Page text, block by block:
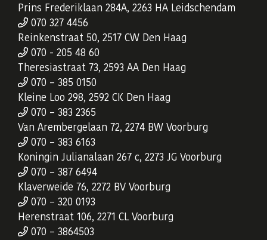
Prins Frederiklaan 284A, 2263 HA Leidschendam
070 327 4456
Reinkenstraat 50, 2517 CW Den Haag
070 - 205 48 60
Theresiastraat 73, 2593 AA Den Haag
070 – 385 0150
Kleine Loo 298, 2592 CK Den Haag
070 – 383 2365
Van Arembergelaan 72, 2274 BW Voorburg
070 – 383 6163
Koningin Julianalaan 267 c, 2273 JG Voorburg
070 – 387 6494
Klaverweide 76, 2272 BV Voorburg
070 – 320 0193
Herenstraat 106, 2271 CL Voorburg
070 – 3864503